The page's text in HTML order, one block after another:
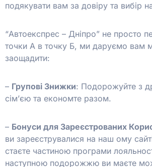
подякувати вам за довіру та вибір
“Автоекспрес – Дніпро” не просто
точки А в точку Б, ми даруємо вам
заощадити:
– Групові Знижки: Подорожуйте з
сім’єю та економте разом.
– Бонуси для Зареєстрованих
ви зареєструвалися на наш ому
стаєте частиною програми
наступною подорожжю ви маєте